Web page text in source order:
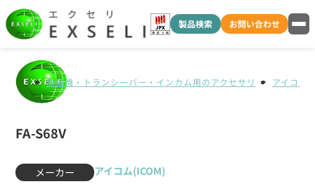
製品検索 お問い合わせ
無線機・トランシーバー・インカム用のアクセサリ アイコム
FA-S68V
メーカー
アイコム(ICOM)